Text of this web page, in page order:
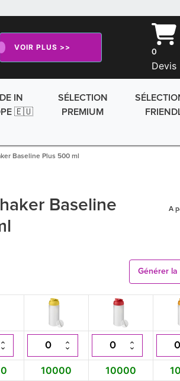
VOIR PLUS >>
0
Devis
IN
🇪🇺
SÉLECTION
PREMIUM
Baseline Plus 500 ml
Baseline
A
Générer la
10000 10000